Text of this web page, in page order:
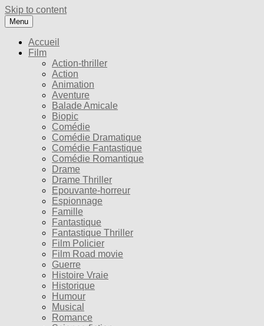
Skip to content
Menu
Accueil
Film
Action-thriller
Action
Animation
Aventure
Balade Amicale
Biopic
Comédie
Comédie Dramatique
Comédie Fantastique
Comédie Romantique
Drame
Drame Thriller
Epouvante-horreur
Espionnage
Famille
Fantastique
Fantastique Thriller
Film Policier
Film Road movie
Guerre
Histoire Vraie
Historique
Humour
Musical
Romance